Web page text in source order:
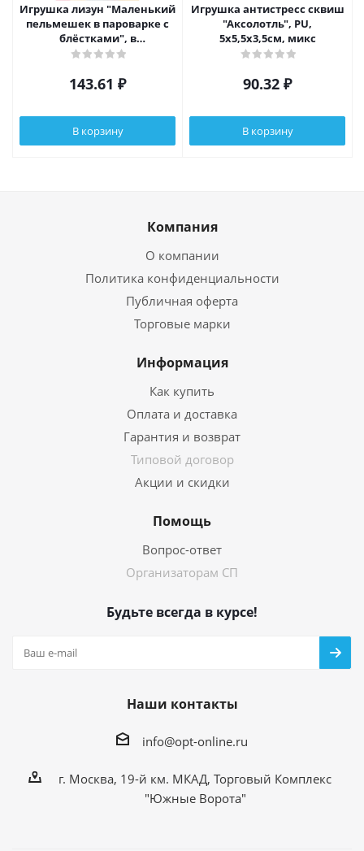
Игрушка лизун "Маленький
пельмешек в пароварке с
блёстками", в
ассортименте
143.61 ₽
В корзину
Игрушка антистресс сквиш
"Аксолотль", PU,
5х5,5х3,5см, микс
90.32 ₽
В корзину
Компания
О компании
Политика конфиденциальности
Публичная оферта
Торговые марки
Информация
Как купить
Оплата и доставка
Гарантия и возврат
Типовой договор
Акции и скидки
Помощь
Вопрос-ответ
Организаторам СП
Будьте всегда в курсе!
Наши контакты
info@opt-online.ru
г. Москва, 19-й км. МКАД, Торговый Комплекс
"Южные Ворота"